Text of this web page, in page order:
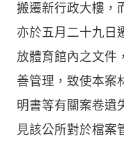
搬遷新行政大樓，
亦於五月二十九日
放體育館內之文件
善管理，致使本案
明書等有關案卷遺
見該公所對於檔案